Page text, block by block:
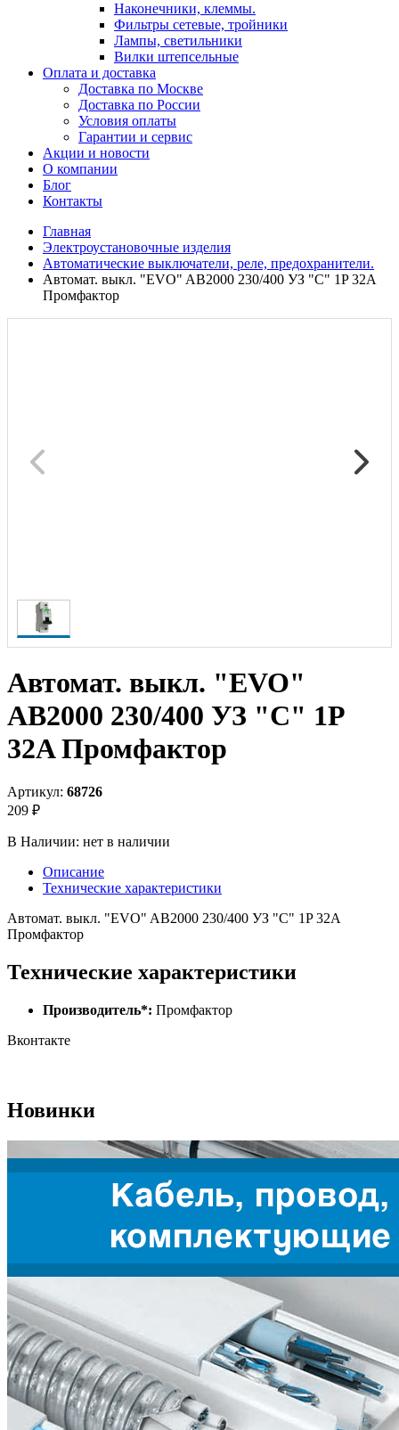
Наконечники, клеммы.
Фильтры сетевые, тройники
Лампы, светильники
Вилки штепсельные
Оплата и доставка
Доставка по Москве
Доставка по России
Условия оплаты
Гарантии и сервис
Акции и новости
О компании
Блог
Контакты
Главная
Электроустановочные изделия
Автоматические выключатели, реле, предохранители.
Автомат. выкл. "EVO" AB2000 230/400 УЗ "С" 1P 32A
Промфактор
Автомат. выкл. "EVO"
AB2000 230/400 УЗ "С" 1P
32A Промфактор
Артикул: 68726
209 ₽
В Наличии: нет в наличии
Описание
Технические характеристики
Автомат. выкл. "EVO" AB2000 230/400 УЗ "С" 1P 32A
Промфактор
Технические характеристики
Производитель*: Промфактор
Вконтакте
Новинки